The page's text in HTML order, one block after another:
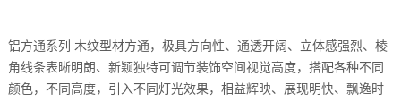
铝方通系列 木纹型材方通，极具方向性、通透开阔、立体感强烈、棱
角线条表晰明朗、新颖独特可调节装饰空间视觉高度，搭配各种不同
颜色，不同高度，引入不同灯光效果，相益辉映、展现明快、飘逸时